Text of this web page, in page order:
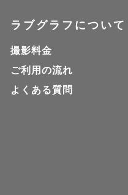
ージのすり合わせをしま
勢もお伝えします。
ラブグラフについて
撮影料金
ご利用の流れ
よくある質問